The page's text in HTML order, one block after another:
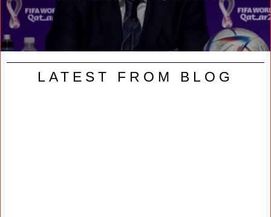
LATEST FROM BLOG